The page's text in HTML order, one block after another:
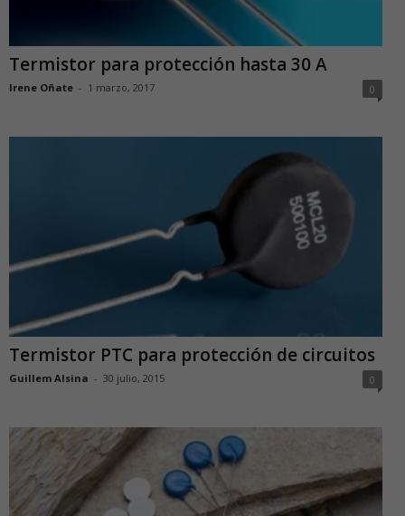
Termistor para protección hasta 30 A
Irene Oñate - 1 marzo, 2017 0
Termistor PTC para protección de circuitos
Guillem Alsina - 30 julio, 2015 0